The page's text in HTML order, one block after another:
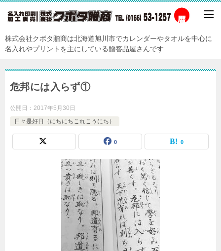
株式会社クボタ贈商は北海道旭川市でカレンダーやタオルを中心に
名入れやプリントを主にしている贈答品屋さんです
危邦には入らず①
公開日： 2017年5月30日
日々是好日（にちにちこれこうにち）
0 0